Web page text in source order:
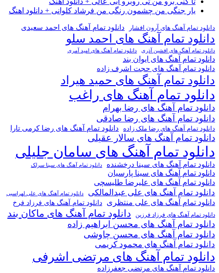
یار جنگی من چشمون رنگی من فرشاد کلوانی + دانلود اهنگ
دانلود تمام آهنگ های آرون افشار دانلود تمام آهنگ های احمد سعیدی
دانلود تمام آهنگ های احمد سلو
دانلود تمام آهنگ های افشین آذری دانلود تمام آهنگ های امید آمری
دانلود تمام آهنگ های ایوان بند
دانلود تمام آهنگ های حجت اشرف زاده
دانلود تمام آهنگ های حمید هیراد
دانلود تمام آهنگ های راغب
دانلود تمام آهنگ های رضا بهرام
دانلود تمام آهنگ های رضا صادقی
دانلود تمام آهنگ های رضا ملک زاده دانلود تمام آهنگ های رضا کرمی تارا
دانلود تمام آهنگ های سالار عقیلی
دانلود تمام آهنگ های سامان جلیلی
دانلود تمام آهنگ های سینا درخشنده دانلود تمام آهنگ های سینا سرلک
دانلود تمام آهنگ های سینا پارسیان
دانلود تمام آهنگ های علیرضا طلیسچی
دانلود تمام آهنگ های علی عبدالمالکی دانلود تمام آهنگ های علی لهراسبی
دانلود تمام آهنگ های علی منتظری دانلود تمام آهنگ های فرزاد فرخ
دانلود تمام آهنگ های فرزاد فرزین دانلود تمام آهنگ های ماکان بند
دانلود تمام آهنگ های محسن ابراهیم زاده
دانلود تمام آهنگ های محسن چاوشی
دانلود تمام آهنگ های محمود کریمی
دانلود تمام آهنگ های مرتضی اشرفی
دانلود تمام آهنگ های مرتضی جعفرزاده